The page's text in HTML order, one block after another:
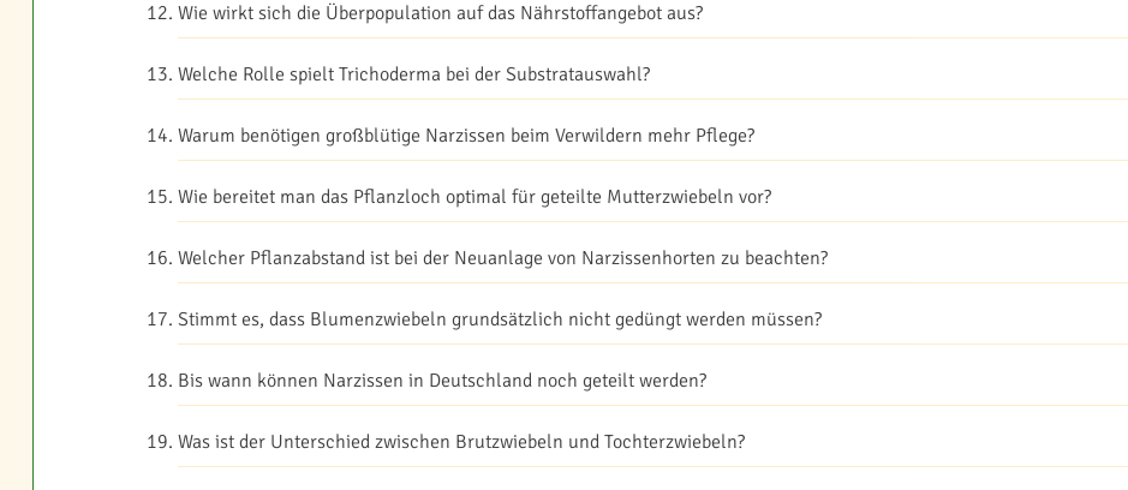
Wie wirkt sich die Überpopulation auf das Nährstoffangebot aus?
Welche Rolle spielt Trichoderma bei der Substratauswahl?
Warum benötigen großblütige Narzissen beim Verwildern mehr Pflege?
Wie bereitet man das Pflanzloch optimal für geteilte Mutterzwiebeln vor?
Welcher Pflanzabstand ist bei der Neuanlage von Narzissenhorten zu beachten?
Stimmt es, dass Blumenzwiebeln grundsätzlich nicht gedüngt werden müssen?
Bis wann können Narzissen in Deutschland noch geteilt werden?
Was ist der Unterschied zwischen Brutzwiebeln und Tochterzwiebeln?